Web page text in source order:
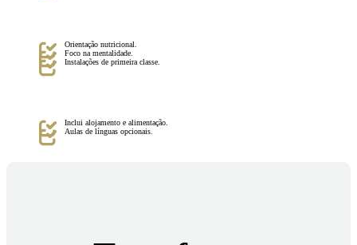
Orientação nutricional.
Foco na mentalidade.
Instalações de primeira classe.
Inclui alojamento e alimentação.
Aulas de línguas opcionais.